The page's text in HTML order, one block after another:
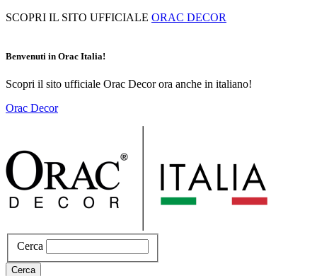
Salta
principale
SCOPRI IL SITO UFFICIALE ORAC DECOR
Benvenuti in Orac Italia!
Scopri il sito ufficiale Orac Decor ora anche in italiano!
Orac Decor
Cerca
Cerca